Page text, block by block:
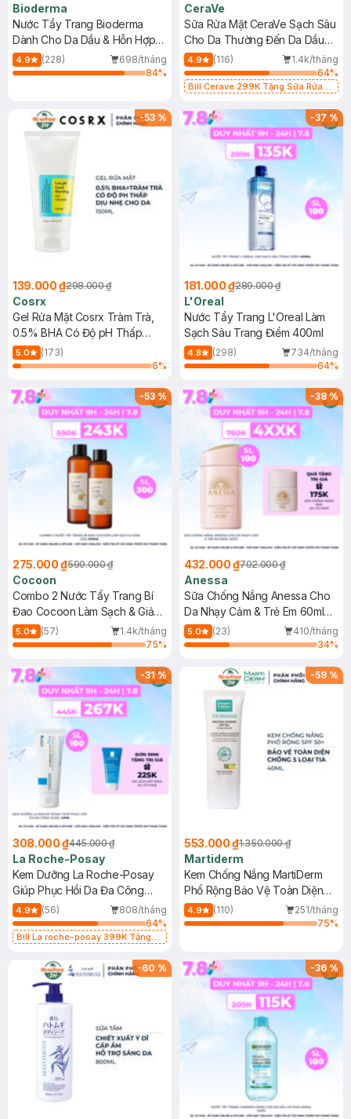
Bioderma
Nước Tẩy Trang Bioderma
Dành Cho Da Dầu & Hỗn Hợp
500ml
4.9 (228)
698/tháng
84%
CeraVe
Sữa Rửa Mặt CeraVe Sạch Sâu
Cho Da Thường Đến Da Dầu
473ml
4.9 (116)
1.4k/tháng
64%
Bill Cerave 299K Tặng Sữa Rửa
-53 %
139.000 ₫298.000 ₫
Cosrx
Gel Rửa Mặt Cosrx Tràm Trà,
0.5% BHA Có Độ pH Thấp
150ml
5.0
(173)
6%
-37%
181.000 ₫289.000 ₫
L'Oreal
Nước Tẩy Trang L'Oreal Làm
Sạch Sâu Trang Điểm 400ml
4.8 (298)
734/tháng
64%
-53%
275.000 ₫590.000 ₫
Cocoon
Combo 2 Nước Tẩy Trang Bí
Đao Cocoon Làm Sạch & Giảm
Dầu 500ml
5.0 (57)
1.4k/tháng
75%
-38%
432.000 ₫702.000 ₫
Anessa
Sữa Chống Nắng Anessa Cho
Da Nhạy Cảm & Trẻ Em 60ml
(Mới)
5.0 (23)
410/tháng
34%
-31%
308.000 ₫445.000 ₫
La Roche-Posay
Kem Dưỡng La Roche-Posay
Giúp Phục Hồi Da Đa Công
Dụng 40ml
4.9 (56)
808/tháng
64%
Bill La roche-posay 399K Tặng
(SL có hạn)
-59 %
553.000 ₫1.350.000 ₫
Martiderm
Kem Chống Nắng MartiDerm
Phổ Rộng Bảo Vệ Toàn Diện
40ml
4.9 (110)
251/tháng
75%
-60 % -36%